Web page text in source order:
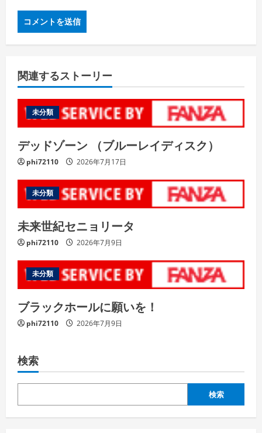
関連するストーリー
未分類
デッドゾーン （ブルーレイディスク）
phi72110 2026年7月17日
未分類
未来世紀セニョリータ
phi72110 2026年7月9日
未分類
ブラックホールに願いを！
phi72110 2026年7月9日
検索
検索